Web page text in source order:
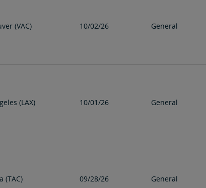
(VAC) 10/02/26 General
(LAX) 10/01/26 General
(TAC) 09/28/26 General